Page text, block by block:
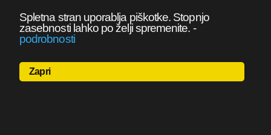
Spletna stran uporablja piškotke. Stopnjo
zasebnosti lahko po želji spremenite. -
podrobnosti
Zapri